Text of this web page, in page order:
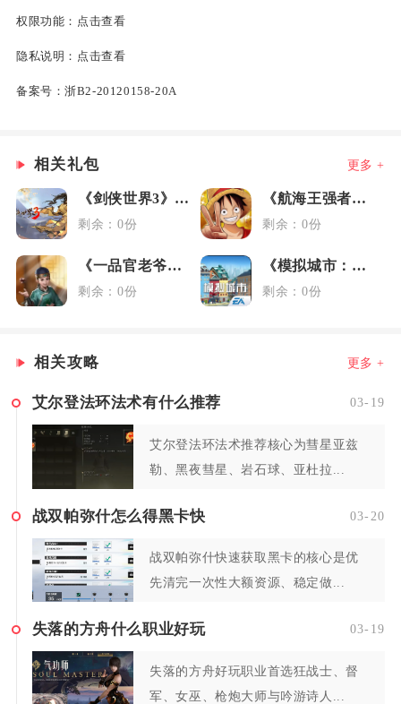
权限功能： 点击查看
隐私说明： 点击查看
备案号：浙B2-20120158-20A
相关礼包 更多 +
《剑侠世界3》藏剑大礼包
剩余：0份
《航海王强者之路》女神节礼包
剩余：0份
《一品官老爷》3.6媒体礼包
剩余：0份
《模拟城市：我是市长》元旦礼包
剩余：0份
相关攻略 更多 +
艾尔登法环法术有什么推荐 03-19
艾尔登法环法术推荐核心为彗星亚兹
勒、黑夜彗星、岩石球、亚杜拉...
战双帕弥什怎么得黑卡快 03-20
战双帕弥什快速获取黑卡的核心是优
先清完一次性大额资源、稳定做...
失落的方舟什么职业好玩 03-19
失落的方舟好玩职业首选狂战士、督
军、女巫、枪炮大师与吟游诗人...